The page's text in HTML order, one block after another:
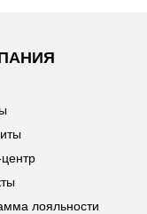
лояльности